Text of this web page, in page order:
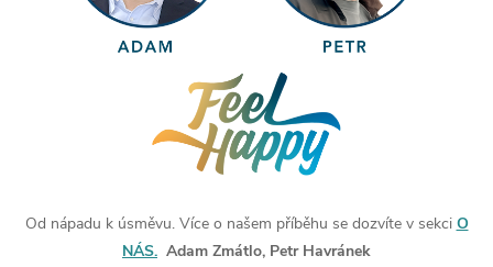
Od nápadu k úsměvu. Více o našem příběhu se dozvíte v sekci O
NÁS. Adam Zmátlo, Petr Havránek